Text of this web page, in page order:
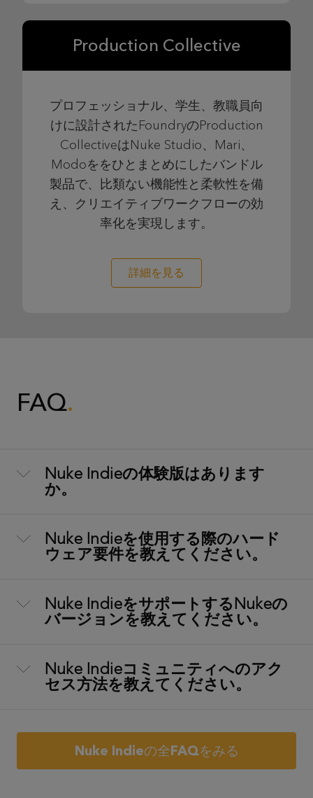
Production Collective
プロフェッショナル、学生、教職員向
けに設計されたFoundryのProduction
CollectiveはNuke Studio、Mari、
Modoををひとまとめにしたバンドル
製品で、比類ない機能性と柔軟性を備
え、クリエイティブワークフローの効
率化を実現します。
詳細を見る
FAQ
Nuke Indieの体験版はあります
か。
Nuke Indieを使用する際のハード
ウェア要件を教えてください。
Nuke IndieをサポートするNukeの
バージョンを教えてください。
Nuke Indieコミュニティへのアク
セス方法を教えてください。
Nuke Indieの全FAQをみる